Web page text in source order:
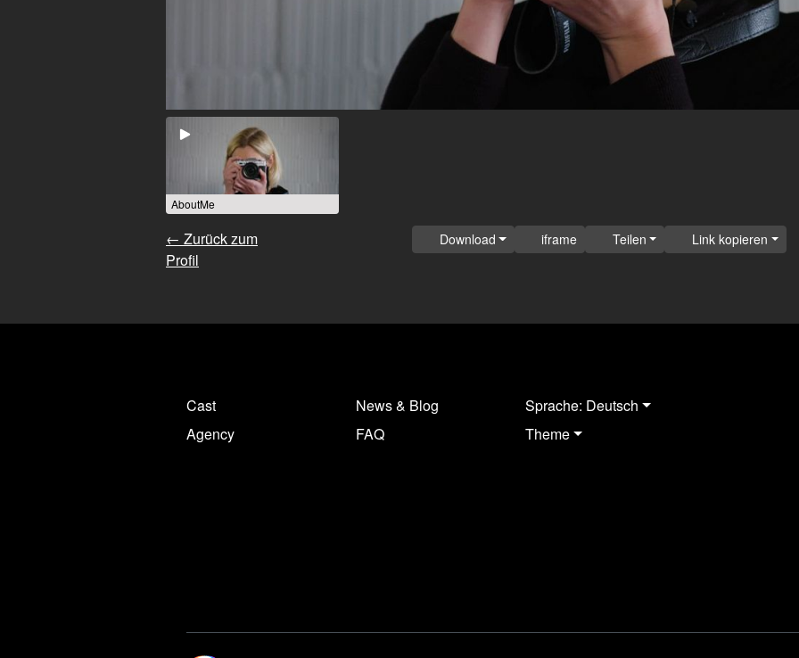
AboutMe
← Zurück zum
Profil
Download iframe Teilen Link kopieren
Cast
Agency
News & Blog
FAQ
Sprache: Deutsch
Theme